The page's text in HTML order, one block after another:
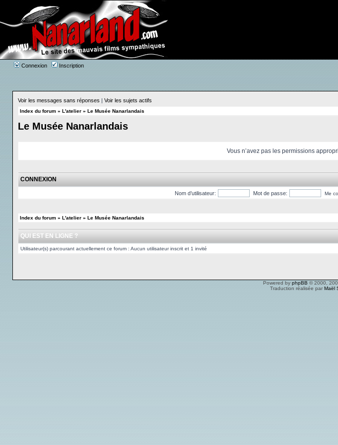
Connexion Inscription
Voir les messages sans réponses | Voir les sujets actifs
Index du forum » L'atelier » Le Musée Nanarlandais
Le Musée Nanarlandais
Vous n’avez pas les permissions
CONNEXION
Nom d’utilisateur: Mot de passe: Me
Index du forum » L'atelier » Le Musée Nanarlandais
QUI EST EN LIGNE ?
Utilisateur(s) parcourant actuellement ce forum : Aucun utilisateur inscrit et 1 invité
Powered byphpBB© 2000,
Traduction réalisée parMaël